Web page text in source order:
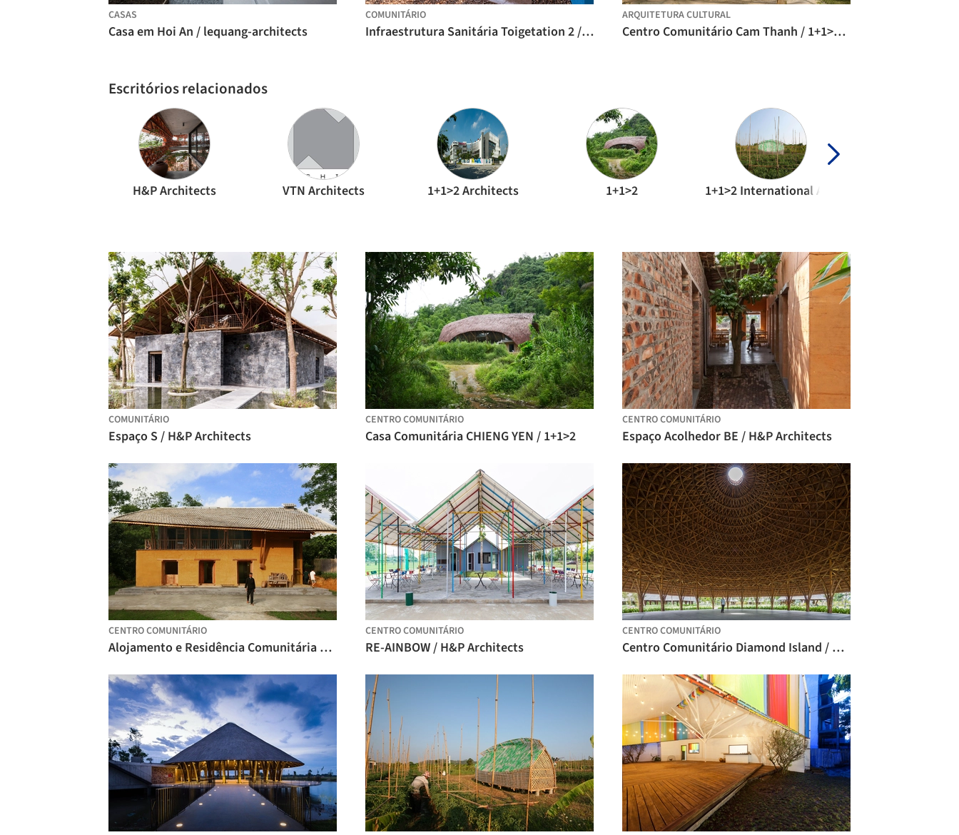
CASAS
Casa em Hoi An / lequang-architects
COMUNITÁRIO
Infraestrutura Sanitária Toigetation 2 / H&P Architects
ARQUITETURA CULTURAL
Centro Comunitário Cam Thanh / 1+1>2 Architects
Escritórios relacionados
H&P Architects VTN Architects 1+1>2 Architects 1+1>2
COMUNITÁRIO
Espaço S / H&P Architects
CENTRO COMUNITÁRIO
Casa Comunitária CHIENG YEN / 1+1>2
CENTRO COMUNITÁRIO
Espaço Acolhedor BE / H&P Architects
CENTRO COMUNITÁRIO
Alojamento e Residência Comunitária Nam Dam / 1+1>2 Architects
CENTRO COMUNITÁRIO
RE-AINBOW / H&P Architects
CENTRO COMUNITÁRIO
Centro Comunitário Diamond Island / Vo Trong Nghia Architects